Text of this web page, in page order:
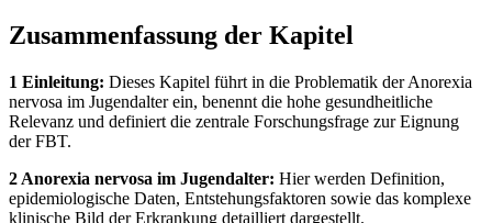
Zusammenfassung der Kapitel
1 Einleitung: Dieses Kapitel führt in die Problematik der Anorexia
nervosa im Jugendalter ein, benennt die hohe gesundheitliche
Relevanz und definiert die zentrale Forschungsfrage zur Eignung
der FBT.
2 Anorexia nervosa im Jugendalter: Hier werden Definition,
epidemiologische Daten, Entstehungsfaktoren sowie das komplexe
klinische Bild der Erkrankung detailliert dargestellt.